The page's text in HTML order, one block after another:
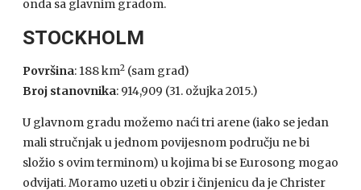
onda sa glavnim gradom.
STOCKHOLM
Površina: 188 km2 (sam grad)
Broj stanovnika: 914,909 (31. ožujka 2015.)
U glavnom gradu možemo naći tri arene (iako se jedan
mali stručnjak u jednom povijesnom području ne bi
složio s ovim terminom) u kojima bi se Eurosong mogao
odvijati. Moramo uzeti u obzir i činjenicu da je Christer